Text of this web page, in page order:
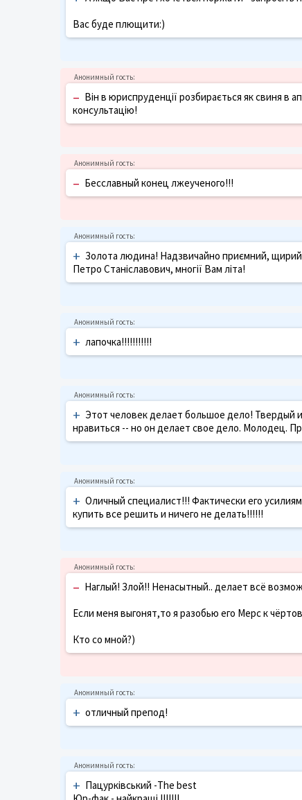
Вас буде плющити:)
– Він в юриспруденції розбирається як свиня в
консультацію!
– Бесславный конец лжеученого!!!
+ Золота людина! Надзвичайно приємний, щирий
Петро Станіславович, многії Вам літа!
+ лапочка!!!!!!!!!!!
+ Этот человек делает большое дело! Твердый
нравиться -- но он делает свое дело. Молодец.
+ Оличный специалист!!! Фактически его
купить все решить и ничего не делать!!!!!!
– Наглый! Злой!! Ненасытный.. делает всё
Если меня выгонят,то я разобью его Мерс к
Кто со мной?)
+ отличный препод!
+ Пацурківський -The best